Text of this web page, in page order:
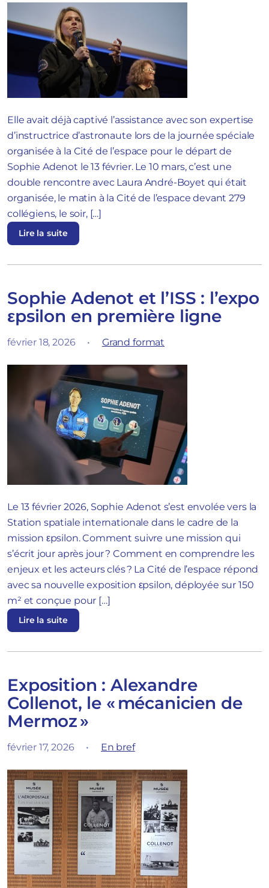
Elle avait déjà captivé l’assistance avec son expertise
d’instructrice d’astronaute lors de la journée spéciale
organisée à la Cité de l’espace pour le départ de
Sophie Adenot le 13 février. Le 10 mars, c’est une
double rencontre avec Laura André-Boyet qui était
organisée, le matin à la Cité de l’espace devant 279
collégiens, le soir, […]
Lire la suite
Sophie Adenot et l’ISS : l’expo
εpsilon en première ligne
février 18, 2026 • Grand format
Le 13 février 2026, Sophie Adenot s’est envolée vers la
Station spatiale internationale dans le cadre de la
mission εpsilon. Comment suivre une mission qui
s’écrit jour après jour ? Comment en comprendre les
enjeux et les acteurs clés ? La Cité de l’espace répond
avec sa nouvelle exposition εpsilon, déployée sur 150
m² et conçue pour […]
Lire la suite
Exposition : Alexandre
Collenot, le « mécanicien de
Mermoz »
février 17, 2026 • En bref